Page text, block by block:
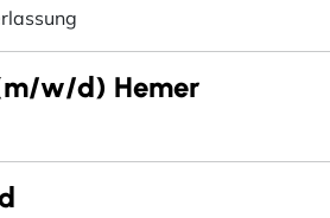
w/d) Hemer